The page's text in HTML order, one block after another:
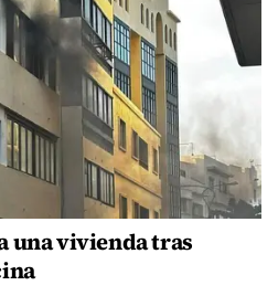
una vivienda tras